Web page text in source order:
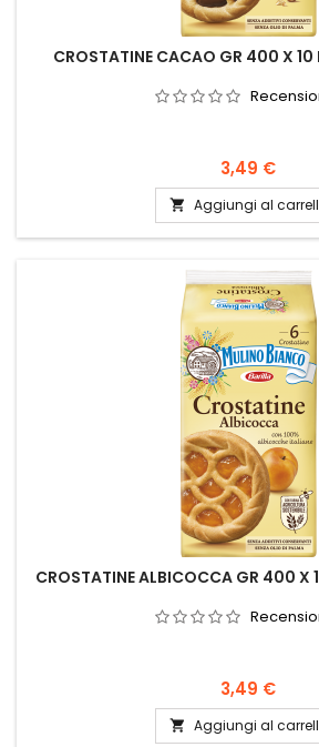
CROSTATINE CACAO GR 400 X 10
Prezzo
3,49 €
 Aggiungi al
CROSTATINE ALBICOCCA GR 400 X
Prezzo
3,49 €
 Aggiungi al